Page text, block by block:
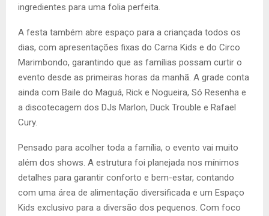
ingredientes para uma folia perfeita.
A festa também abre espaço para a criançada todos os
dias, com apresentações fixas do Carna Kids e do Circo
Marimbondo, garantindo que as famílias possam curtir o
evento desde as primeiras horas da manhã. A grade conta
ainda com Baile do Maguá, Rick e Nogueira, Só Resenha e
a discotecagem dos DJs Marlon, Duck Trouble e Rafael
Cury.
Pensado para acolher toda a família, o evento vai muito
além dos shows. A estrutura foi planejada nos mínimos
detalhes para garantir conforto e bem-estar, contando
com uma área de alimentação diversificada e um Espaço
Kids exclusivo para a diversão dos pequenos. Com foco